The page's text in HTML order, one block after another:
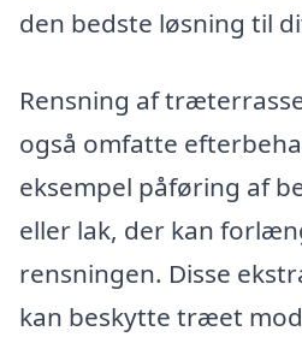
den bedste løsning til
Rensning af
også omfatte
eksempel påføring af
eller lak, der kan
rensningen. Disse
kan beskytte træet